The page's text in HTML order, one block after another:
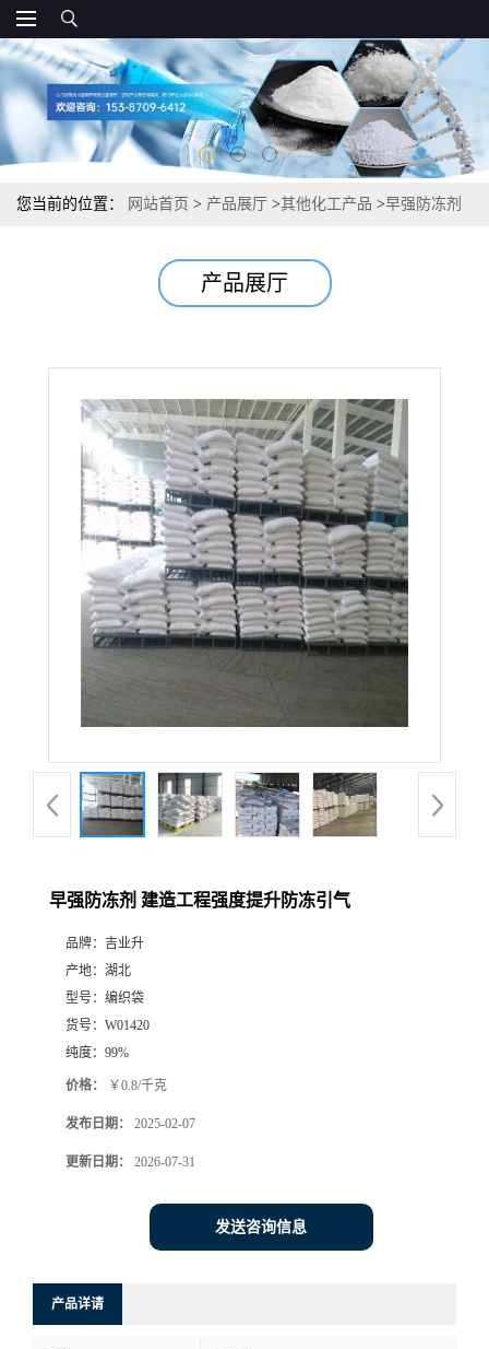
您当前的位置： 网站首页 > 产品展厅 >其他化工产品 >早强防冻剂
产品展厅
早强防冻剂 建造工程强度提升防冻引气
品牌： 吉业升
产地： 湖北
型号： 编织袋
货号： W01420
纯度： 99%
价格： ￥0.8/千克
发布日期： 2025-02-07
更新日期： 2026-07-31
发送咨询信息
产品详请